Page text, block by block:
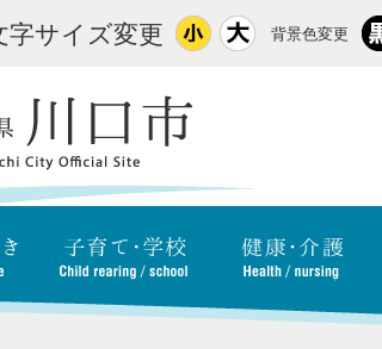
字サイズ変更 背景色変更